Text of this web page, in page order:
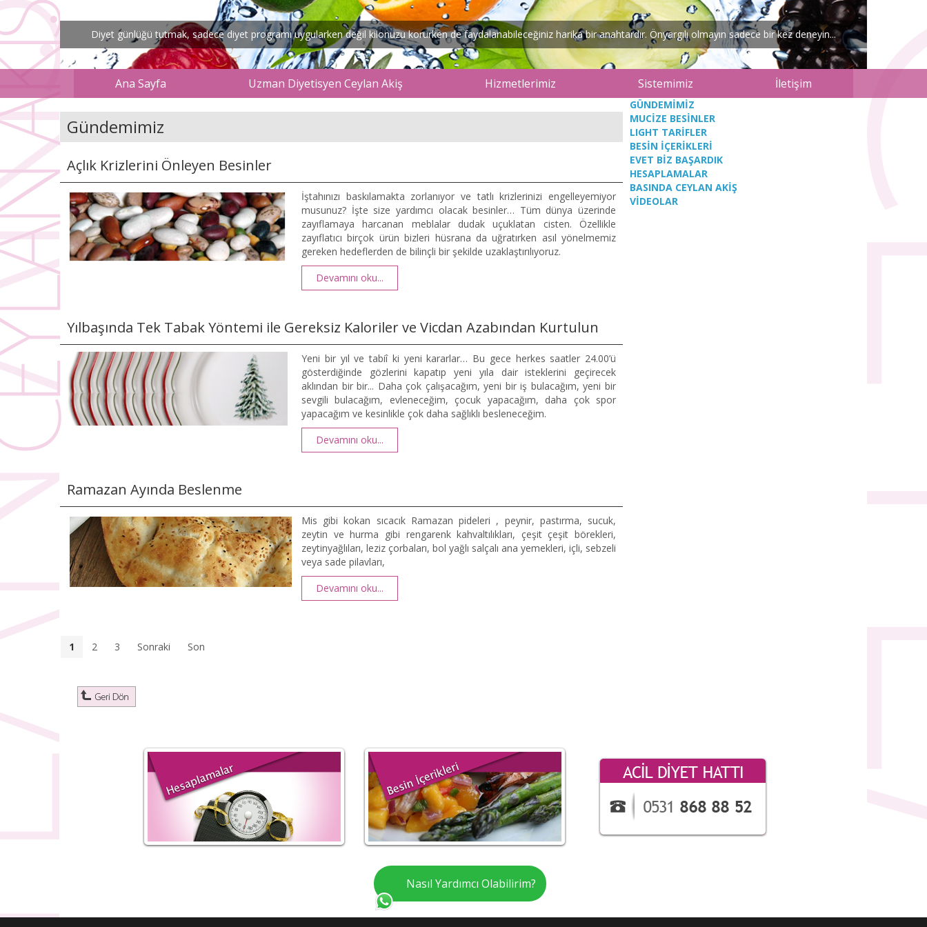
Diyet günlüğü tutmak, sadece diyet programı uygularken değil kilonuzu korurken de faydalanabileceğiniz harika bir anahtardır. Önyargılı olmayın sadece bir kez deneyin...
Ana Sayfa Uzman Diyetisyen Ceylan Akiş Hizmetlerimiz Sistemimiz İletişim
Gündemimiz
Açlık Krizlerini Önleyen Besinler
İştahınızı baskılamakta zorlanıyor ve tatlı krizlerinizi engelleyemiyor
musunuz? İşte size yardımcı olacak besinler… Tüm dünya üzerinde
zayıflamaya harcanan meblalar dudak uçuklatan cisten. Özellikle
zayıflatıcı birçok ürün bizleri hüsrana da uğratırken asıl yönelmemiz
gereken hedeflerden de bilinçli bir şekilde uzaklaştırılıyoruz.
Devamını oku...
Yılbaşında Tek Tabak Yöntemi ile Gereksiz Kaloriler ve Vicdan Azabından Kurtulun
Yeni bir yıl ve tabiî ki yeni kararlar… Bu gece herkes saatler 24.00’ü
gösterdiğinde gözlerini kapatıp yeni yıla dair isteklerini geçirecek
aklından bir bir... Daha çok çalışacağım, yeni bir iş bulacağım, yeni bir
sevgili bulacağım, evleneceğim, çocuk yapacağım, daha çok spor
yapacağım ve kesinlikle çok daha sağlıklı besleneceğim.
Devamını oku...
Ramazan Ayında Beslenme
Mis gibi kokan sıcacık Ramazan pideleri , peynir, pastırma, sucuk,
zeytin ve hurma gibi rengarenk kahvaltılıkları, çeşit çeşit börekleri,
zeytinyağlıları, leziz çorbaları, bol yağlı salçalı ana yemekleri, içli, sebzeli
veya sade pilavları,
Devamını oku...
1 2 3 Sonraki Son
GÜNDEMİMİZ
MUCİZE BESİNLER
LIGHT TARİFLER
BESİN İÇERİKLERİ
EVET BİZ BAŞARDIK
HESAPLAMALAR
BASINDA CEYLAN AKİŞ
VİDEOLAR
Nasıl Yardımcı Olabilirim?